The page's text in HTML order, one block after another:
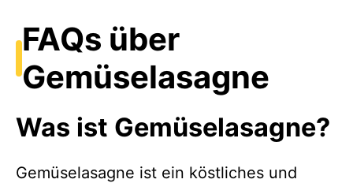
FAQs über
Gemüselasagne
Was ist Gemüselasagne?
Gemüselasagne ist ein köstliches und